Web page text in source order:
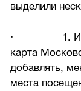
выделили
· 1.
карта
добавлять,
места